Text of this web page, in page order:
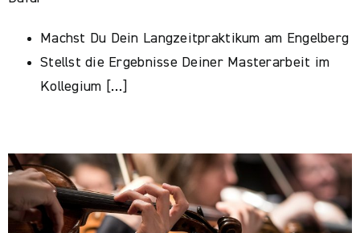
Machst Du Dein Langzeitpraktikum am Engelberg
Stellst die Ergebnisse Deiner Masterarbeit im
Kollegium […]